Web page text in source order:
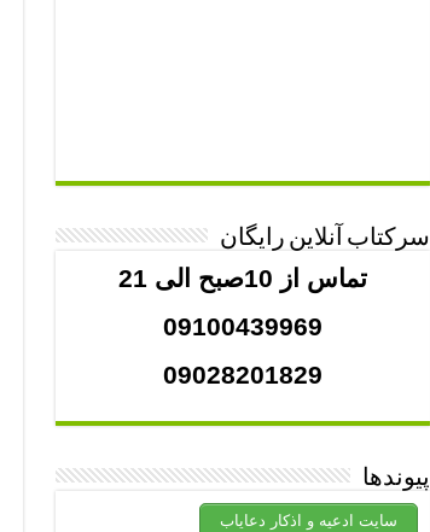
سرکتاب آنلاین رایگان
تماس از 10صبح الی 21
09100439969
09028201829
پیوندها
سایت ادعیه و اذکار دعایاب